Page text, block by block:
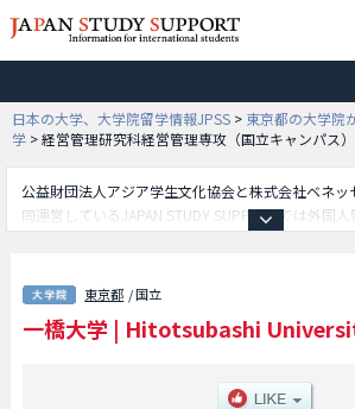
日本の大学、大学院留学情報JPSS > 東京都の大学院
学 >経営管理研究科経営管理専攻（国立キャンパス）
公益財団法人アジア学生文化協会と株式会社ベネ
同運営しているJAPAN STUDY SUPPORTでは外国
研究科や経済学研究科や経営管理研究科経営管理専
言語社会研究科や経営管理研究科国際企業戦略専攻
やソーシャル・データサイエンス研究科等、研究科
掲載しているので是非ご利用ください。
東京都 / 国立
一橋大学 | Hitotsubashi